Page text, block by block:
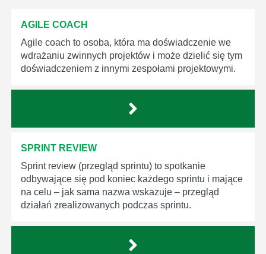
AGILE COACH
Agile coach to osoba, która ma doświadczenie we
wdrażaniu zwinnych projektów i może dzielić się tym
doświadczeniem z innymi zespołami projektowymi.
SPRINT REVIEW
Sprint review (przegląd sprintu) to spotkanie
odbywające się pod koniec każdego sprintu i mające
na celu – jak sama nazwa wskazuje – przegląd
działań zrealizowanych podczas sprintu.